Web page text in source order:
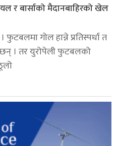
र बार्साको मैदानबाहिरको खेल
फुटबलमा गोल हान्ने प्रतिस्पर्धा त
। तर युरोपेली फुटबलको